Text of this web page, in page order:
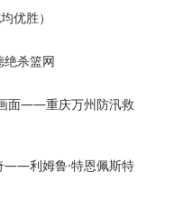
优胜）
绝杀篮网
面——重庆万州防汛救
——利姆鲁·特恩佩斯特